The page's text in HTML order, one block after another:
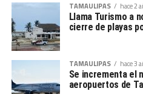
TAMAULIPAS hace 2
Llama Turismo a
cierre de playas
TAMAULIPAS hace 3
Se incrementa el
aeropuertos de